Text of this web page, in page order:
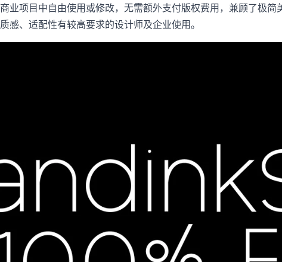
业项目中自由使用或修改，无需额外支付版权费用，兼顾了极
感、适配性有较高要求的设计师及企业使用。